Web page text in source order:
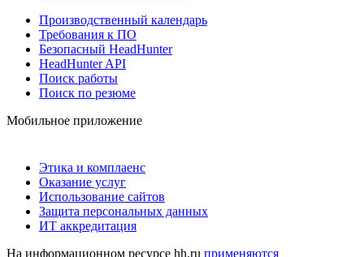
Производственный календарь
Требования к ПО
Безопасный HeadHunter
HeadHunter API
Поиск работы
Поиск по резюме
Мобильное приложение
Этика и комплаенс
Оказание услуг
Использование сайтов
Защита персональных данных
ИТ аккредитация
На информационном ресурсе hh.ru применяются